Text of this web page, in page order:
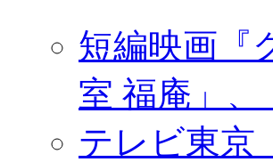
短編映画『
室 福庵」
テレビ東京